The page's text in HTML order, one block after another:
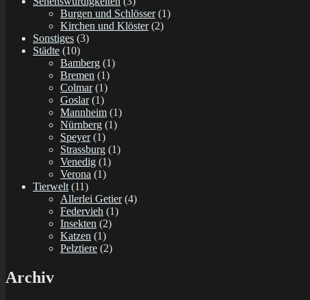
Burgen und Schlösser(1)
Kirchen und Klöster(2)
Sonstiges (3)
Städte (10)
Bamberg (1)
Bremen (1)
Colmar(1)
Goslar(1)
Mannheim (1)
Nürnberg (1)
Speyer(1)
Strassburg (1)
Venedig (1)
Verona (1)
Tierwelt(11)
Allerlei Getier(4)
Federvieh (1)
Insekten (2)
Katzen (1)
Pelztiere (2)
Archiv